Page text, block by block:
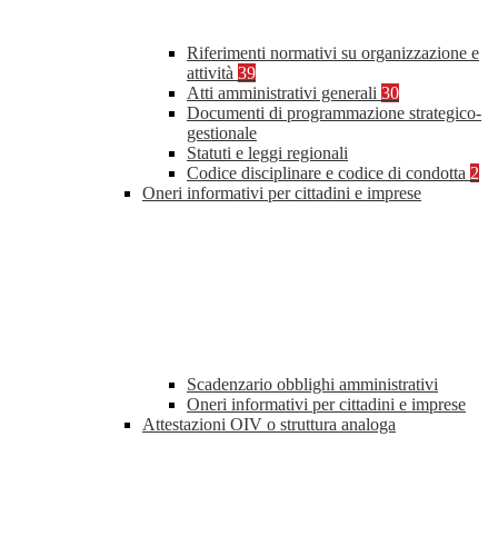
Riferimenti normativi su organizzazione e
attività 39
Atti amministrativi generali 30
Documenti di programmazione strategico-
gestionale
Statuti e leggi regionali
Codice disciplinare e codice di condotta 2
Oneri informativi per cittadini e imprese
Scadenzario obblighi amministrativi
Oneri informativi per cittadini e imprese
Attestazioni OIV o struttura analoga